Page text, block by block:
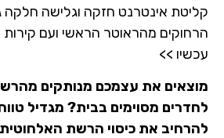
קליטת אינטרנט חזקה וגלישה חלקה
הרחוקים מהראוטר הראשי ועם קירות
עכשיו >>
מוצאים את עצמכם מנותקים
לחדרים מסוימים בבית? מגדיל
להרחיב את כיסוי הרשת